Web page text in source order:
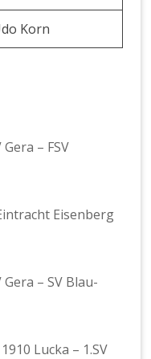
Korn
Gera – FSV
Eisenberg
Gera – SV Blau-
Lucka – 1.SV